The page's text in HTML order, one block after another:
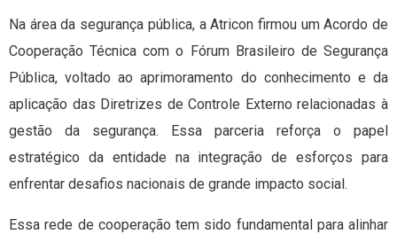
Na área da segurança pública, a Atricon firmou um Acordo de
Cooperação Técnica com o Fórum Brasileiro de Segurança
Pública, voltado ao aprimoramento do conhecimento e da
aplicação das Diretrizes de Controle Externo relacionadas à
gestão da segurança. Essa parceria reforça o papel
estratégico da entidade na integração de esforços para
enfrentar desafios nacionais de grande impacto social.
Essa rede de cooperação tem sido fundamental para alinhar